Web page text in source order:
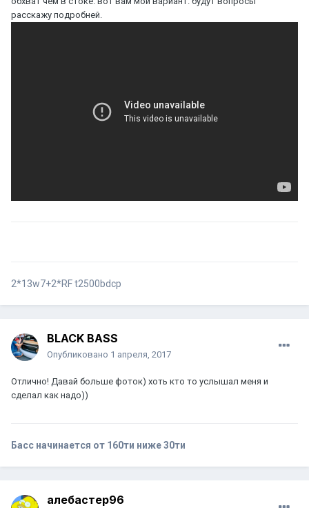
расскажу подробней.
2*13w7+2*RF t2500bdcp
BLACK BASS
Опубликовано 1 апреля, 2017
Отлично! Давай больше фоток) хоть кто то услышал меня и
сделал как надо))
Басс начинается от 160ти ниже 30ти
алебастер96